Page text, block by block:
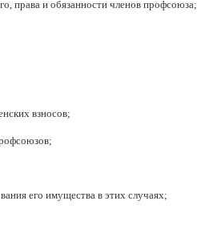
права и обязанности членов профсоюза;
взносов;
его имущества в этих случаях;